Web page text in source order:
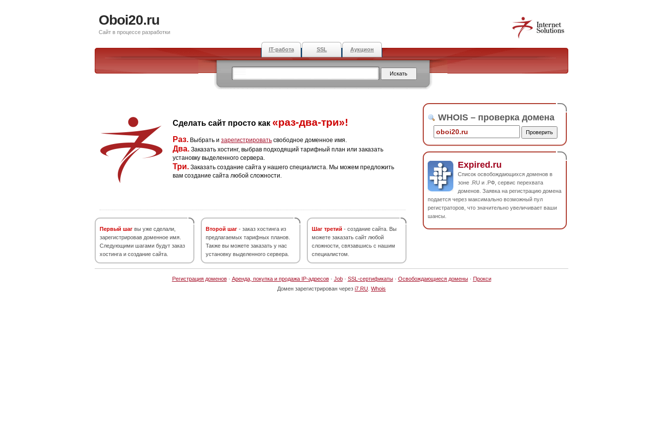
Oboi20.ru
Сайт в процессе разработки
IT-работа SSL Аукцион
Сделать сайт просто как «раз-два-три»!
Раз. Выбрать и зарегистрировать свободное доменное имя.
Два. Заказать хостинг, выбрав подходящий тарифный план или заказать
установку выделенного сервера.
Три. Заказать создание сайта у нашего специалиста. Мы можем предложить
вам создание сайта любой сложности.
Первый шаг вы уже сделали,
зарегистрировав доменное имя.
Следующими шагами будут заказ
хостинга и создание сайта.
Второй шаг - заказ хостинга из
предлагаемых тарифных планов.
Также вы можете заказать у нас
установку выделенного сервера.
Шаг третий - создание сайта. Вы
можете заказать сайт любой
сложности, связавшись с нашим
специалистом.
WHOIS – проверка домена
Expired.ru
Список освобождающихся доменов в
зоне .RU и .РФ, сервис перехвата
доменов. Заявка на регистрацию домена
подается через максимально возможный пул
регистраторов, что значительно увеличивает ваши
шансы.
Регистрация доменов· Аренда, покупка и продажа IP-адресов· Job· SSL-сертификаты· Освобождающиеся домены· Прокси
Домен зарегистрирован через i7.RU Whois